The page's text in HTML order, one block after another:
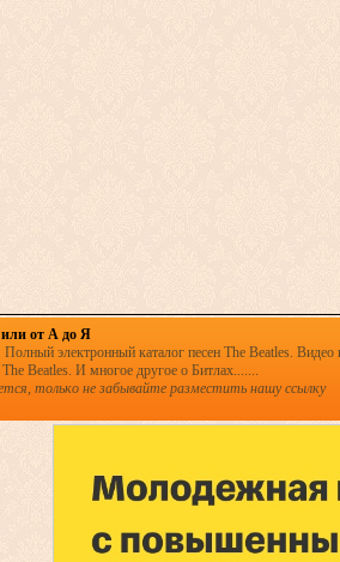
или от А до Я
электронный каталог песен The Beatles. Видео
Beatles. И многое другое о Битлах.......
только не забывайте разместить нашу ссылку